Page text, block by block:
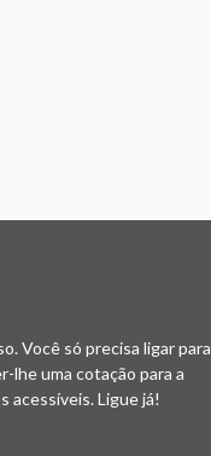
Você só precisa ligar para
lhe uma cotação para a
acessíveis. Ligue já!